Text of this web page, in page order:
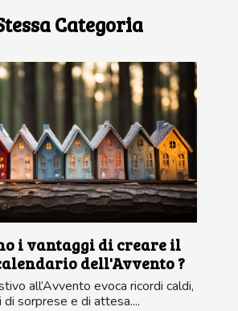
Categoria
i vantaggi di creare il
dell'Avvento ?
all’Avvento evoca ricordi caldi,
di sorprese e di attesa....